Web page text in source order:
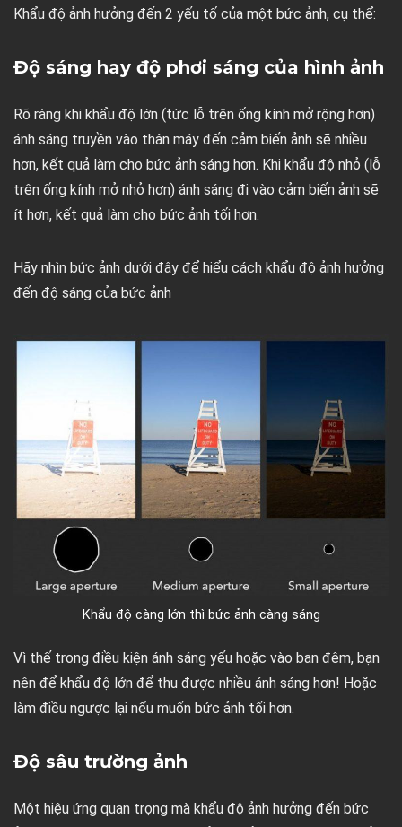
Khẩu độ ảnh hưởng đến 2 yếu tố của một bức ảnh, cụ thể:
Độ sáng hay độ phơi sáng của hình ảnh
Rõ ràng khi khẩu độ lớn (tức lỗ trên ống kính mở rộng hơn)
ánh sáng truyền vào thân máy đến cảm biến ảnh sẽ nhiều
hơn, kết quả làm cho bức ảnh sáng hơn. Khi khẩu độ nhỏ (lỗ
trên ống kính mở nhỏ hơn) ánh sáng đi vào cảm biến ảnh sẽ
ít hơn, kết quả làm cho bức ảnh tối hơn.
Hãy nhìn bức ảnh dưới đây để hiểu cách khẩu độ ảnh hưởng
đến độ sáng của bức ảnh
Khẩu độ càng lớn thì bức ảnh càng sáng
Vì thế trong điều kiện ánh sáng yếu hoặc vào ban đêm, bạn
nên để khẩu độ lớn để thu được nhiều ánh sáng hơn! Hoặc
làm điều ngược lại nếu muốn bức ảnh tối hơn.
Độ sâu trường ảnh
Một hiệu ứng quan trọng mà khẩu độ ảnh hưởng đến bức